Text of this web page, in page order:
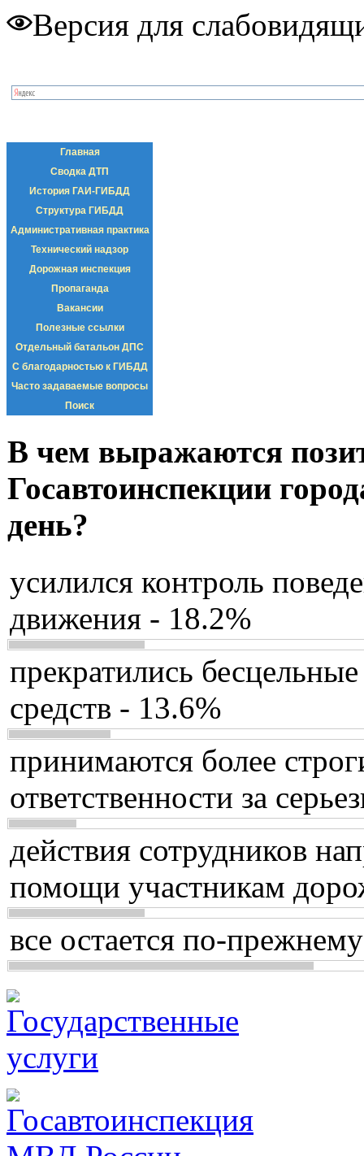
Версия для
Главная
Сводка ДТП
История ГАИ-ГИБДД
Структура ГИБДД
Административная практика
Технический надзор
Дорожная инспекция
Пропаганда
Вакансии
Полезные ссылки
Отдельный батальон ДПС
С благодарностью к ГИБДД
Часто задаваемые вопросы
Поиск
В чем выражаются
Госавтоинспекции
день?
усилился контроль
движения - 18.2%
прекратились
средств - 13.6%
принимаются более
ответственности за
действия сотрудников
помощи участникам
все остается по-